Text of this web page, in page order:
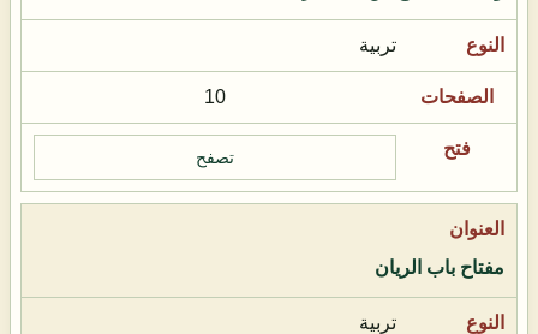
تربية
10
تصفح
مفتاح باب الريان
تربية